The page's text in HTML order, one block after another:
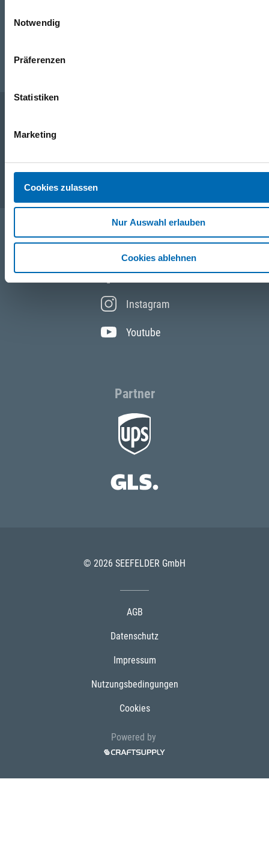
Notwendig
Präferenzen
Statistiken
Marketing
Cookies zulassen
Nur Auswahl erlauben
Cookies ablehnen
Folgen Sie uns
Facebook
Instagram
Youtube
Partner
© 2026 SEEFELDER GmbH
AGB
Datenschutz
Impressum
Nutzungsbedingungen
Cookies
Powered by